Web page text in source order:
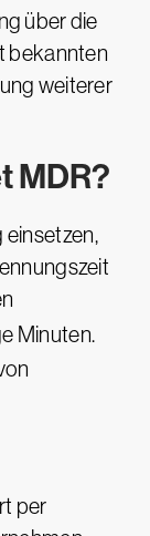
über die
bekannten
weiterer
MDR?
einsetzen,
Minuten.
per